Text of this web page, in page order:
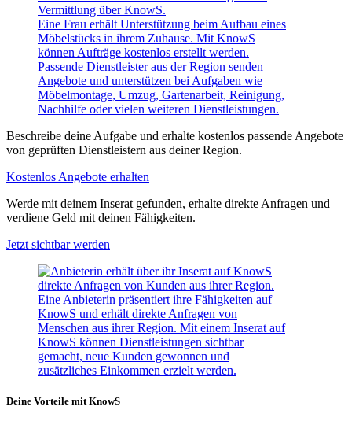
Eine Frau erhält Unterstützung beim Aufbau eines
Möbelstücks in ihrem Zuhause. Mit KnowS
können Aufträge kostenlos erstellt werden.
Passende Dienstleister aus der Region senden
Angebote und unterstützen bei Aufgaben wie
Möbelmontage, Umzug, Gartenarbeit, Reinigung,
Nachhilfe oder vielen weiteren Dienstleistungen.
Beschreibe deine Aufgabe und erhalte kostenlos passende Angebote
von geprüften Dienstleistern aus deiner Region.
Kostenlos Angebote erhalten
Werde mit deinem Inserat gefunden, erhalte direkte Anfragen und
verdiene Geld mit deinen Fähigkeiten.
Jetzt sichtbar werden
Eine Anbieterin präsentiert ihre Fähigkeiten auf
KnowS und erhält direkte Anfragen von
Menschen aus ihrer Region. Mit einem Inserat auf
KnowS können Dienstleistungen sichtbar
gemacht, neue Kunden gewonnen und
zusätzliches Einkommen erzielt werden.
Deine Vorteile mit KnowS